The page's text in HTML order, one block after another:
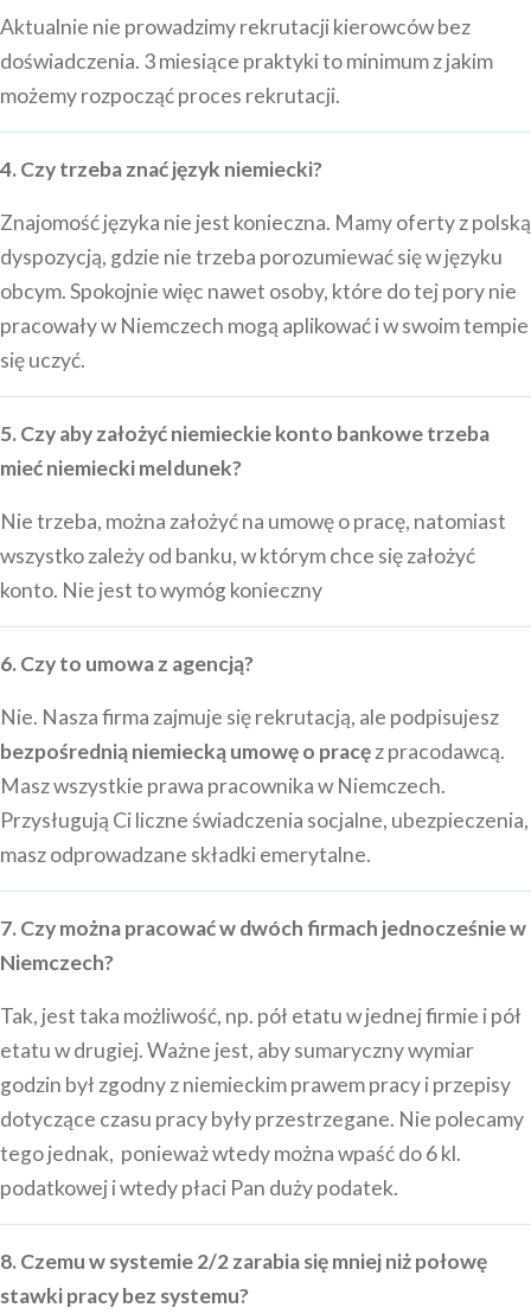
Aktualnie nie prowadzimy rekrutacji kierowców bez
doświadczenia. 3 miesiące praktyki to minimum z jakim
możemy rozpocząć proces rekrutacji.
4. Czy trzeba znać język niemiecki?
Znajomość języka nie jest konieczna. Mamy oferty z polską
dyspozycją, gdzie nie trzeba porozumiewać się w języku
obcym. Spokojnie więc nawet osoby, które do tej pory nie
pracowały w Niemczech mogą aplikować i w swoim tempie
się uczyć.
5. Czy aby założyć niemieckie konto bankowe trzeba
mieć niemiecki meldunek?
Nie trzeba, można założyć na umowę o pracę, natomiast
wszystko zależy od banku, w którym chce się założyć
konto. Nie jest to wymóg konieczny
6. Czy to umowa z agencją?
Nie. Nasza firma zajmuje się rekrutacją, ale podpisujesz
bezpośrednią niemiecką umowę o pracęz pracodawcą.
Masz wszystkie prawa pracownika w Niemczech.
Przysługują Ci liczne świadczenia socjalne, ubezpieczenia,
masz odprowadzane składki emerytalne.
7. Czy można pracować w dwóch firmach jednocześnie w
Niemczech?
Tak, jest taka możliwość, np. pół etatu w jednej firmie i pół
etatu w drugiej. Ważne jest, aby sumaryczny wymiar
godzin był zgodny z niemieckim prawem pracy i przepisy
dotyczące czasu pracy były przestrzegane. Nie polecamy
tego jednak, ponieważ wtedy można wpaść do 6 kl.
podatkowej i wtedy płaci Pan duży podatek.
8. Czemu w systemie 2/2 zarabia się mniej niż połowę
stawki pracy bez systemu?